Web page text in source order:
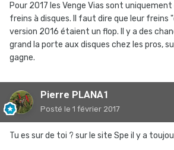
Pour 2017 les Venge Vias sont
freins à disques. Il faut dire que leur freins
version 2016 étaient un flop. Il y a des
grand la porte aux disques chez les pros,
gagne.
Pierre PLANA1
Posté le 1 février 2017
Tu es sur de toi ? sur le site Spe il y a